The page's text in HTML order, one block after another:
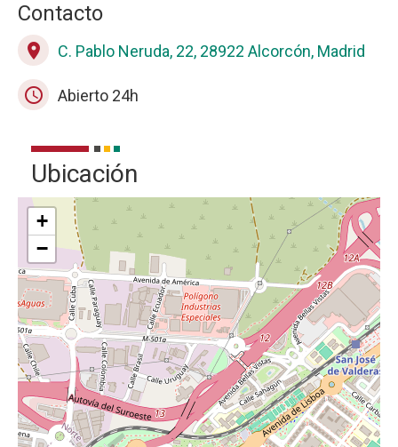
Contacto
place C. Pablo Neruda, 22, 28922 Alcorcón, Madrid
schedule Abierto 24h
Ubicación
+
−